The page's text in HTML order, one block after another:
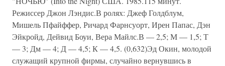
Режиссер Джон Лэндис.В ролях: Джеф Голдблум,
Мишель Пфайффер, Ричард Фарнсуорт, Ирен Папас, Дэн
Эйкройд, Дейвид Боуи, Вера Майлс.В — 2,5; М — 1,5; Т
— 3; Дм — 4; Д — 4,5; К — 4,5. (0,632)Эд Окин, молодой
служащий крупной фирмы, случайно вернувшись в